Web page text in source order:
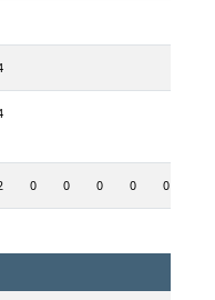
0 0 0 0 0